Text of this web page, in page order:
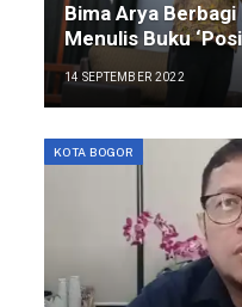
Bima Arya Berbagi
Menulis Buku
14 SEPTEMBER 2022
KOTA BOGOR